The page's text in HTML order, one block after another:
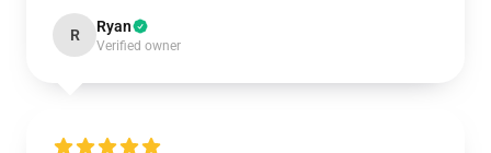
R Ryan
Verified owner